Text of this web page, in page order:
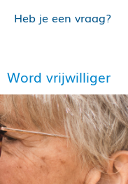
Heb je een vraag?
Word vrijwilliger